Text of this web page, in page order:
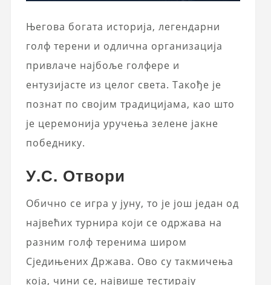
Његова богата историја, легендарни
голф терени и одлична организација
привлаче најбоље голфере и
ентузијасте из целог света. Такође је
познат по својим традицијама, као што
је церемонија уручења зелене јакне
победнику.
У.С. Отвори
Обично се игра у јуну, то је још један од
највећих турнира који се одржава на
разним голф теренима широм
Сједињених Држава. Ово су такмичења
која, чини се, највише тестирају